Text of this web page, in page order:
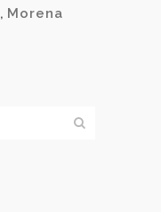
, Morena